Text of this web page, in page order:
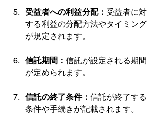
受益者への利益分配： 受益者に対
する利益の分配方法やタイミング
が規定されます。
信託期間： 信託が設定される期間
が定められます。
信託の終了条件： 信託が終了する
条件や手続きが記載されます。